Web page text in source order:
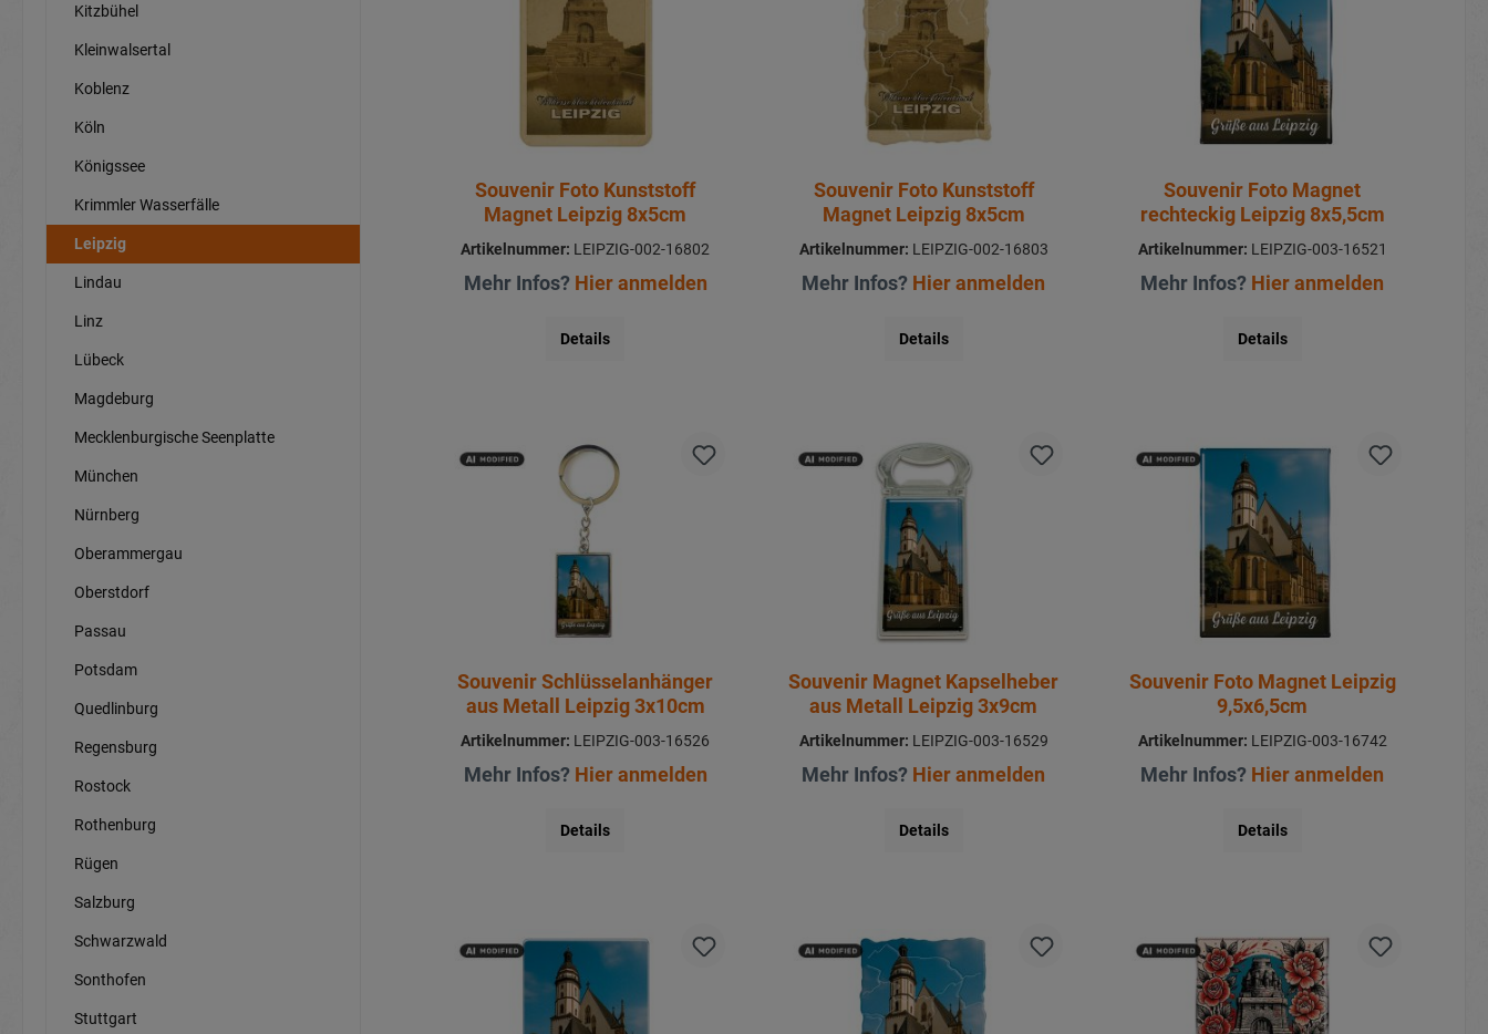
Kitzbühel
Kleinwalsertal
Koblenz
Köln
Königssee
Krimmler Wasserfälle
Leipzig
Lindau
Linz
Lübeck
Magdeburg
Mecklenburgische Seenplatte
München
Nürnberg
Oberammergau
Oberstdorf
Passau
Potsdam
Quedlinburg
Regensburg
Rostock
Rothenburg
Rügen
Salzburg
Schwarzwald
Sonthofen
Stuttgart
Souvenir Foto Kunststoff
Magnet Leipzig 8x5cm
Artikelnummer: LEIPZIG-002-16802
Mehr Infos? Hier anmelden
Details
Souvenir Foto Kunststoff
Magnet Leipzig 8x5cm
Artikelnummer: LEIPZIG-002-16803
Mehr Infos? Hier anmelden
Details
Souvenir Foto Magnet
rechteckig Leipzig 8x5,5cm
Artikelnummer: LEIPZIG-003-16521
Mehr Infos? Hier anmelden
Details
Souvenir Schlüsselanhänger
aus Metall Leipzig 3x10cm
Artikelnummer: LEIPZIG-003-16526
Mehr Infos? Hier anmelden
Details
Souvenir Magnet Kapselheber
aus Metall Leipzig 3x9cm
Artikelnummer: LEIPZIG-003-16529
Mehr Infos? Hier anmelden
Details
Souvenir Foto Magnet Leipzig
9,5x6,5cm
Artikelnummer: LEIPZIG-003-16742
Mehr Infos? Hier anmelden
Details